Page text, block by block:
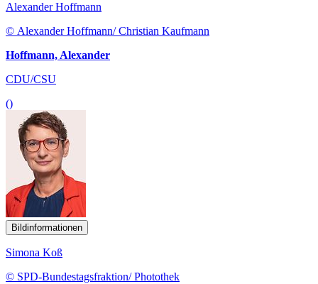
Alexander Hoffmann
© Alexander Hoffmann/ Christian Kaufmann
Hoffmann, Alexander
CDU/CSU
()
Bildinformationen
Simona Koß
© SPD-Bundestagsfraktion/ Photothek